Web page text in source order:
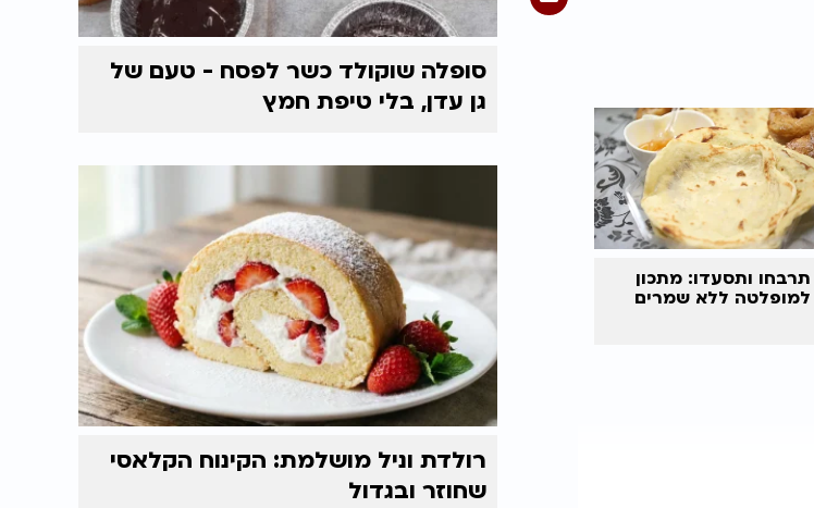
תרבחו ותסעדו: מתכון
למופלטה ללא שמרים
סופלה שוקולד כשר לפסח - טעם של
גן עדן, בלי טיפת חמץ
רולדת וניל מושלמת: הקינוח הקלאסי
שחוזר ובגדול